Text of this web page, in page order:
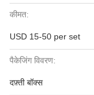
कीमत:
USD 15-50 per set
पैकेजिंग विवरण:
दफ़्ती बॉक्स